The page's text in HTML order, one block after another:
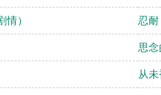
情） 忍耐
思念
从